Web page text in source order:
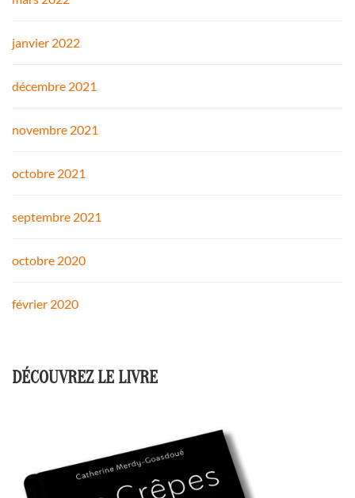
janvier 2022
décembre 2021
novembre 2021
octobre 2021
septembre 2021
octobre 2020
février 2020
DÉCOUVREZ LE LIVRE